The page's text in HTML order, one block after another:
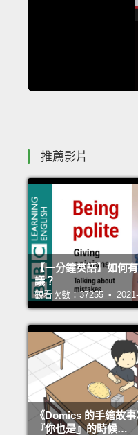
推薦影片
【一分鐘英語】如何
議？
觀看次數：37255 •
《Domics 的手繪故
『你也是』的時候…